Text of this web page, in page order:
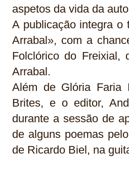
aspetos da vida da
A publicação integra o
Arrabal», com a
Folclórico do Freixial,
Arrabal.
Além de Glória Faria
Brites, e o editor,
durante a sessão de
de alguns poemas
de Ricardo Biel, na